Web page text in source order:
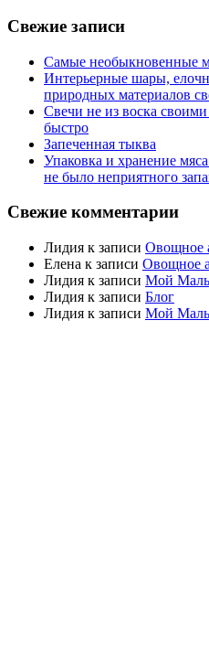
Свежие записи
Самые необыкновенные
Интерьерные шары,
природных материалов
Свечи не из воска
быстро
Запеченная тыква
Упаковка и хранение
не было неприятного
Свежие комментарии
Лидия к записи Овощное
Елена к записи Овощное
Лидия к записи Мой
Лидия к записи Блог
Лидия к записи Мой